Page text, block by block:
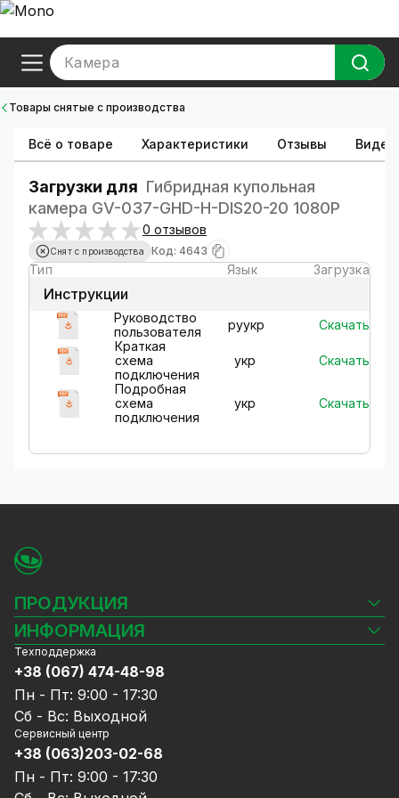
Камера
Товары снятые с производства
Всё о товаре Характеристики Отзывы Видео
Загрузки для Гибридная купольная
камера GV-037-GHD-H-DIS20-20 1080Р
0 отзывов
Снят с производства Код: 4643
Тип Язык Загрузка
Инструкции
Руководство
пользователя
руукр
Скачать
Краткая
схема
подключения
укр
Скачать
Подробная
схема
подключения
укр Скачать
ПРОДУКЦИЯ
Камеры видеонаблюдения
Видеорегистраторы
Комплекты видеонаблюдения
СКУД
Источники питания
Сетевое оборудование
Ноутбуки и компьютеры
Аксессуары
ИНФОРМАЦИЯ
Блог
Доставка и оплата
Гарантия и Сервисное обслуживание
Политика конфиденциальности
Договор публичной оферты
Сотрудничество
Услуги
Техподдержка
+38 (067) 474-48-98
Пн - Пт: 9:00 - 17:30
Сб - Вс: Выходной
Сервисный центр
+38 (063)203-02-68
Пн - Пт: 9:00 - 17:30